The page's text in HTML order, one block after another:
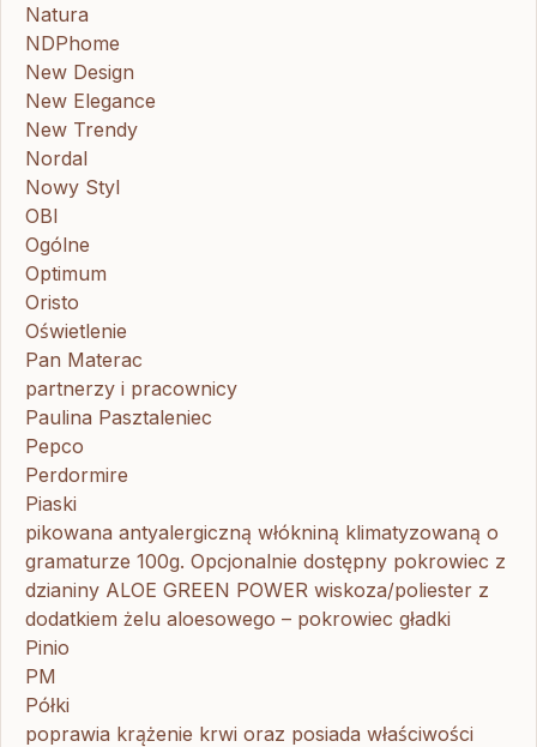
Natura
NDPhome
New Design
New Elegance
New Trendy
Nordal
Nowy Styl
OBI
Ogólne
Optimum
Oristo
Oświetlenie
Pan Materac
partnerzy i pracownicy
Paulina Pasztaleniec
Pepco
Perdormire
Piaski
pikowana antyalergiczną włókniną klimatyzowaną o
gramaturze 100g. Opcjonalnie dostępny pokrowiec z
dzianiny ALOE GREEN POWER wiskoza/poliester z
dodatkiem żelu aloesowego – pokrowiec gładki
Pinio
PM
Półki
poprawia krążenie krwi oraz posiada właściwości